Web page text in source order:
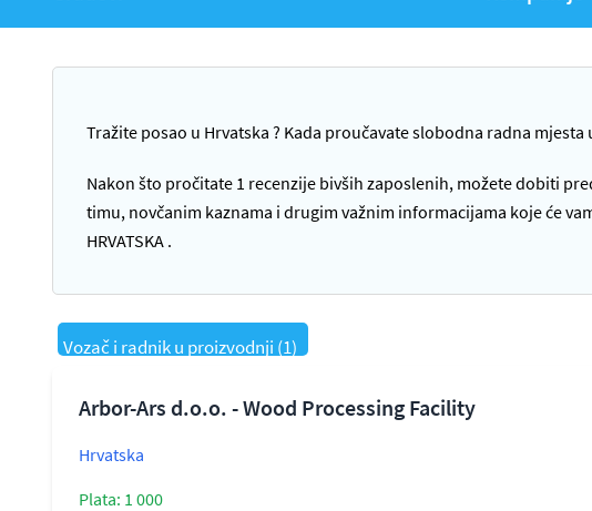
Tražite posao u Hrvatska ? Kada proučavate slobodna radna mjesta
Nakon što pročitate 1 recenzije bivših zaposlenih, možete dobiti
timu, novčanim kaznama i drugim važnim informacijama koje će
HRVATSKA .
Vozač i radnik u proizvodnji (1)
Arbor-Ars d.o.o. - Wood Processing Facility
Hrvatska
Plata: 1 000